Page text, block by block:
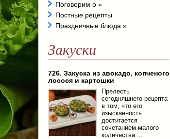
Поговорим о »
Постные рецепты
Праздничные блюда »
Закуски
726. Закуска из авокадо, копченого
лосося и картошки
Прелесть
сегодняшнего рецепта
в том, что его
изысканность
достигается
сочетанием малого
количества ...